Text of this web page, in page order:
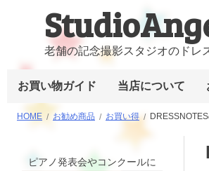
老舗の記念撮影スタジオのドレ
お買い物ガイド 当店について
HOME お勧め商品 お買い得
ピアノ発表会やコンクールに